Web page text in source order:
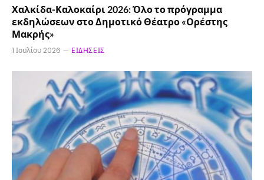
Χαλκίδα-Καλοκαίρι 2026: Όλο το πρόγραμμα
εκδηλώσεων στο Δημοτικό Θέατρο «Ορέστης
Μακρής»
1 Ιουλίου 2026 ΕΙΔΉΣΕΙΣ